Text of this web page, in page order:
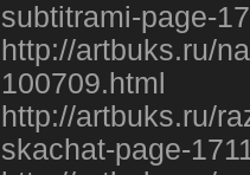
subtitrami-page-
http://artbuks.ru/
100709.html
http://artbuks.ru/
skachat-page-